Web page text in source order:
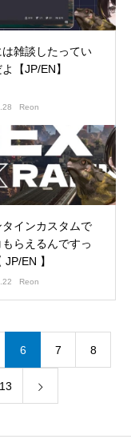
は雑談したってい
【JP/EN】
Reon
インカスタムで
らえるんですっ
EN 】
Reon
6 7 8
13